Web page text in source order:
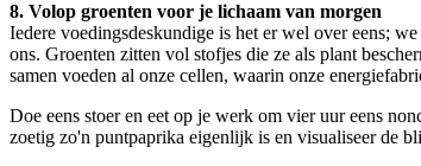
8. Volop groenten voor je lichaam van morgen
Iedere voedingsdeskundige is het er wel over eens;
ons. Groenten zitten vol stofjes die ze als plant
samen voeden al onze cellen, waarin onze
Doe eens stoer en eet op je werk om vier uur eens
zoetig zo'n puntpaprika eigenlijk is en visualiseer de